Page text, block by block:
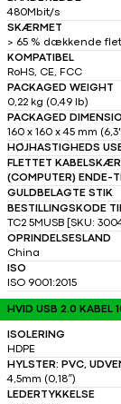
480Mbit/s
SKÆRMET
> 65 % dækkende
KOMPATIBEL
RoHS, CE, FCC
PACKAGED WEIGHT
0,22 kg (0,49 lb)
PACKAGED
160 x 160 x 45 mm
HØJHASTIGHEDS
FLETTET
(COMPUTER) ENDE-
GULDBELAGTE STIK
BESTILLINGSKODE
TC2 5MUSB [SKU:
OPRINDELSESLAND
China
ISO
ISO 9001:2015
HVID USB 2.0 KABEL
ISOLERING
HDPE
HYLSTER: PVC,
4,5mm (0,18″)
LEDERTYKKELSE